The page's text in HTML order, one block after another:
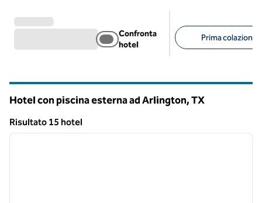
Confronta
hotel
Prima colazione
Hotel con piscina esterna ad Arlington,TX
Risultato 15 hotel
Risultato 15 hotel
1 di 12